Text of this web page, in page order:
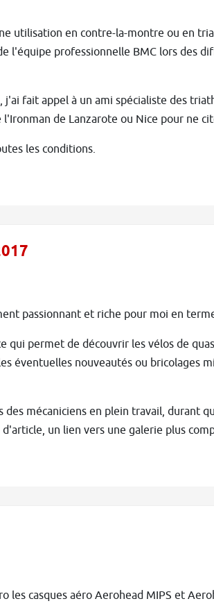
utilisation en contre-la-montre ou en
l'équipe professionnelle BMC lors des
fait appel à un ami spécialiste des
de Lanzarote ou Nice pour ne
les conditions.
passionnant et riche pour moi en
qui permet de découvrir les vélos de
éventuelles nouveautés ou bricolages
mécaniciens en plein travail, durant
un lien vers une galerie plus
les casques aéro Aerohead MIPS et